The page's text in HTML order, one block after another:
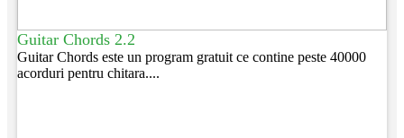
Guitar Chords 2.2
Guitar Chords este un program gratuit ce contine peste 40000
acorduri pentru chitara....